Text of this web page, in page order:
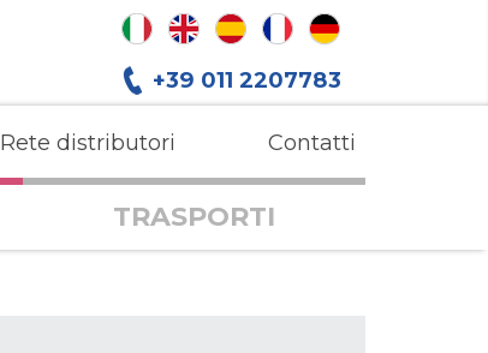
+39 011 2207783
Rete distributori Contatti
TRASPORTI